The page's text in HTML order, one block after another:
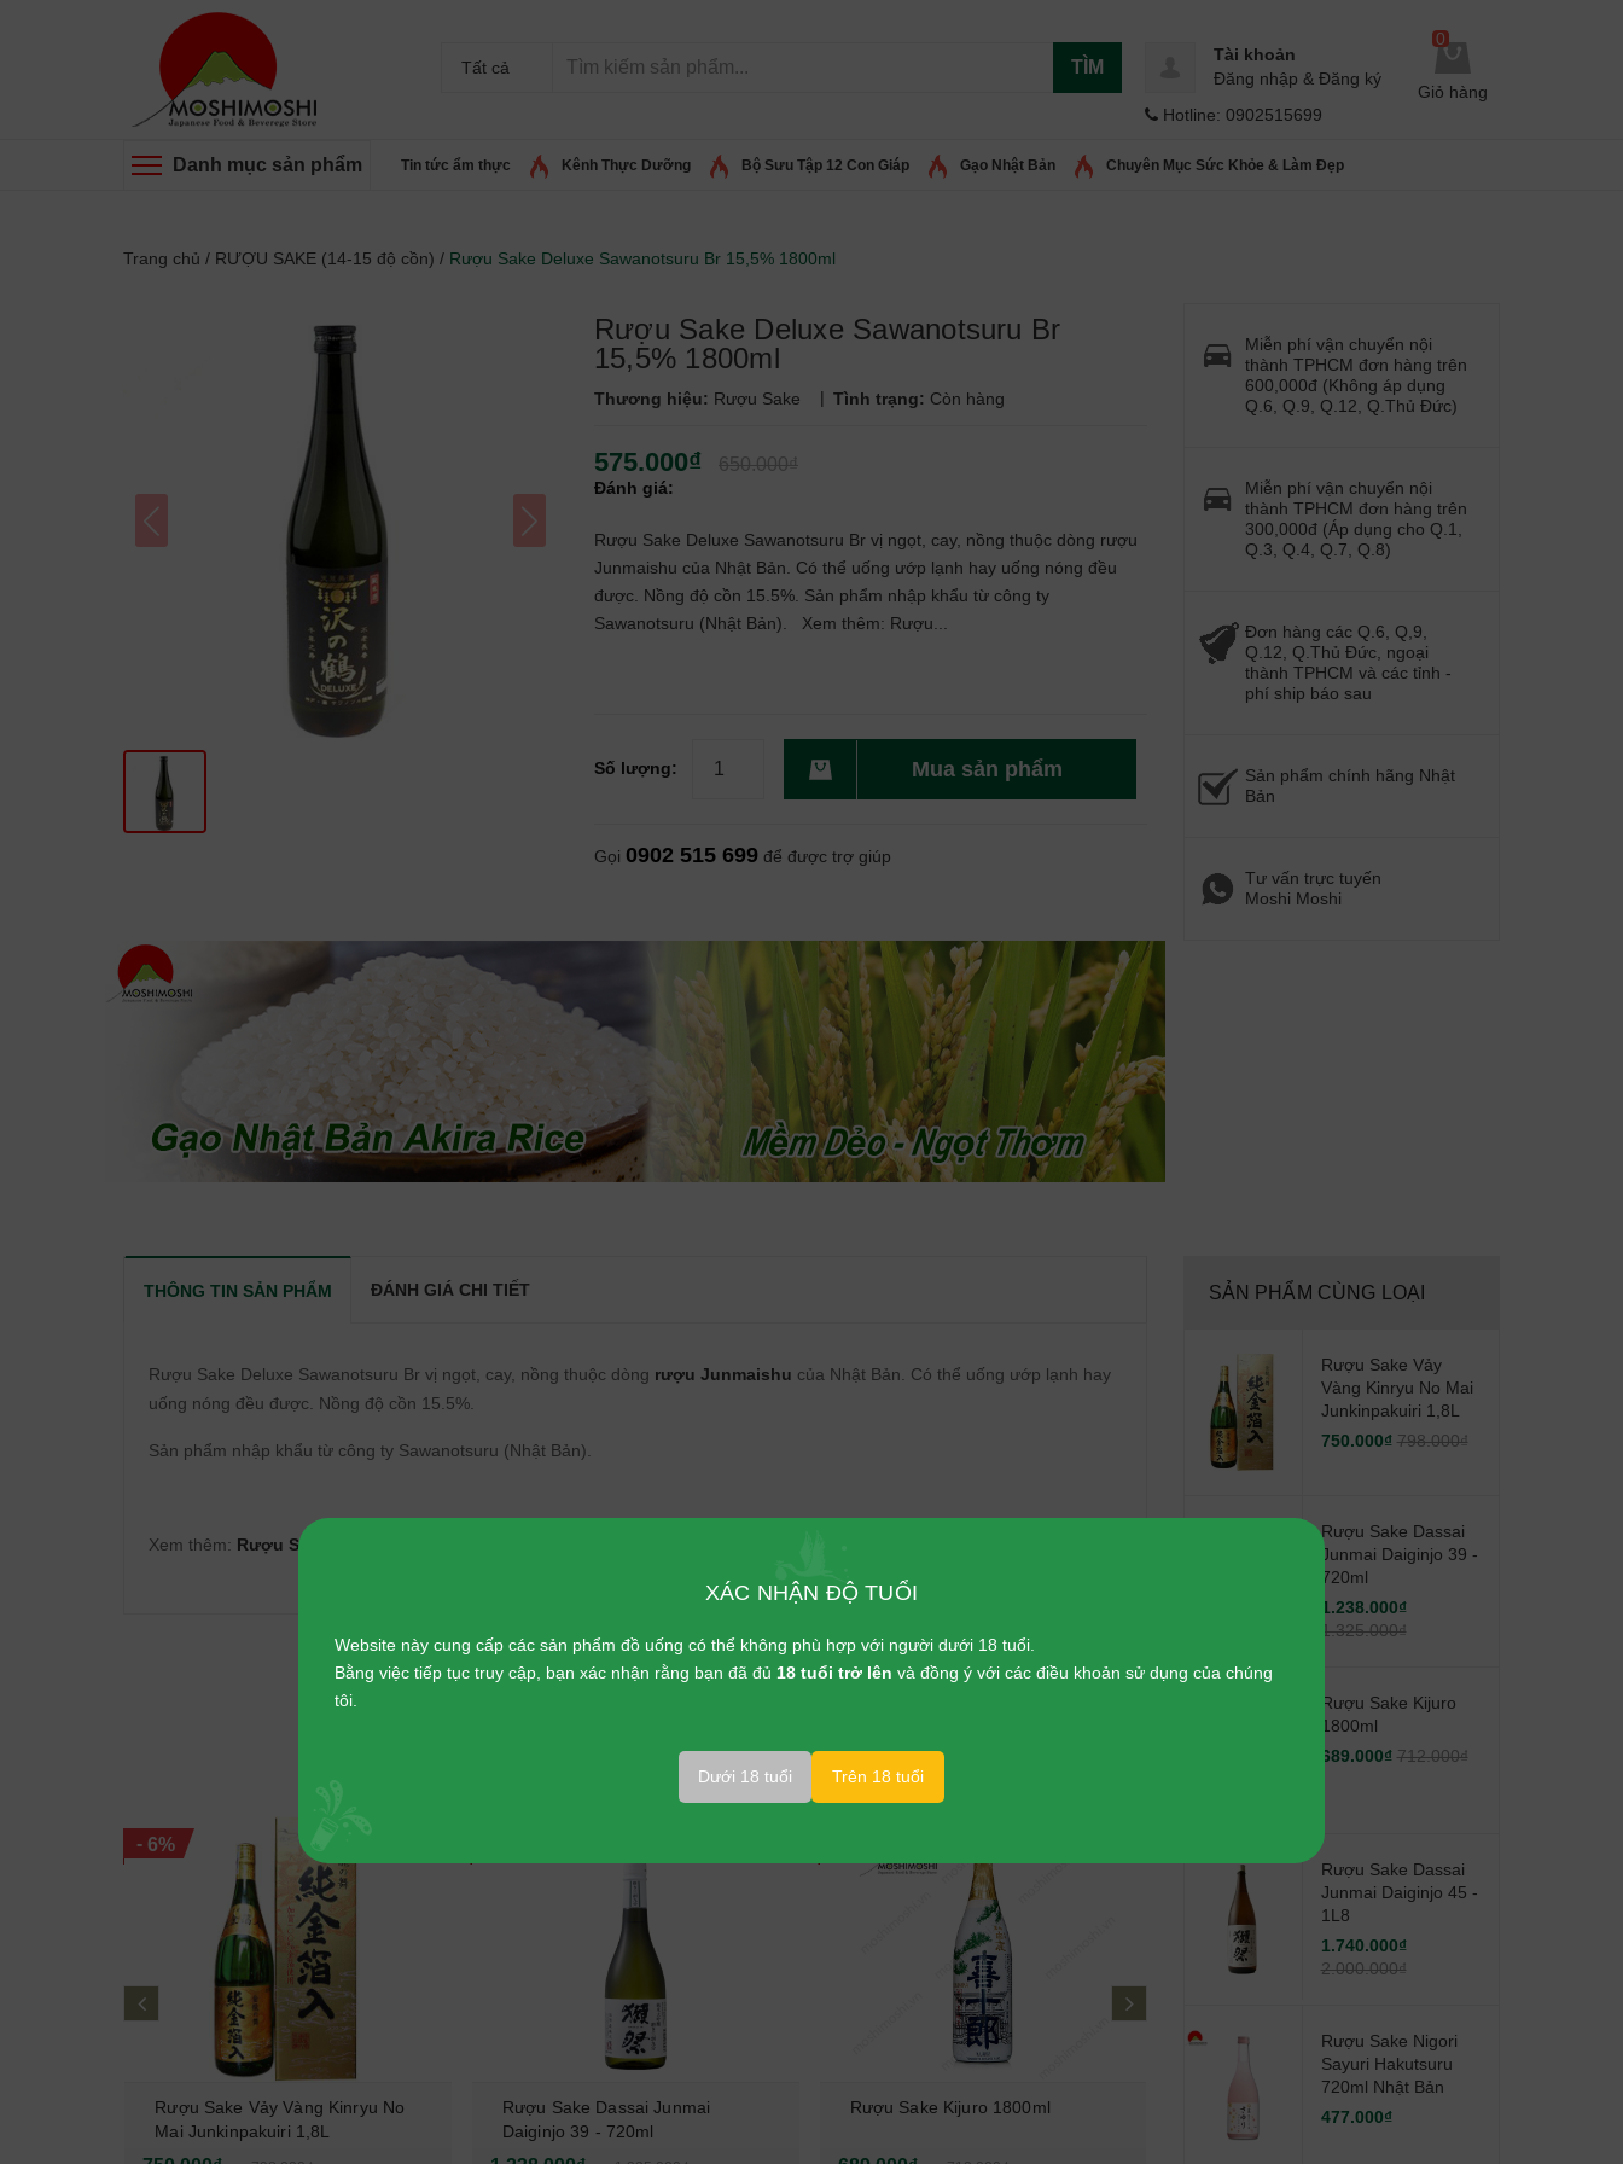
Tất cả TÌM
0
Giỏ hàng
Tài khoản
Đăng nhập & Đăng ký
Hotline: 0902515699
Danh mục sản phẩm Tin tức ẩm thực Kênh Thực Dưỡng Bộ Sưu Tập 12 Con Giáp Gạo Nhật Bản Chuyên Mục Sức Khỏe & Làm Đẹp
Trang chủ / RƯỢU SAKE (14-15 độ cồn) / Rượu Sake Deluxe Sawanotsuru Br 15,5% 1800ml
Rượu Sake Deluxe Sawanotsuru Br
15,5% 1800ml
Thương hiệu: Rượu Sake | Tình trạng: Còn hàng
575.000₫ 650.000₫
Đánh giá:
Rượu Sake Deluxe Sawanotsuru Br vị ngọt, cay, nồng thuộc dòng rượu
Junmaishu của Nhật Bản. Có thể uống ướp lạnh hay uống nóng đều
được. Nồng độ cồn 15.5%. Sản phẩm nhập khẩu từ công ty
Sawanotsuru (Nhật Bản). Xem thêm: Rượu...
Số lượng: Mua sản phẩm
Gọi 0902 515 699 để được trợ giúp
Miễn phí vận chuyển nội
thành TPHCM đơn hàng trên
600,000đ (Không áp dụng
Q.6, Q.9, Q.12, Q.Thủ Đức)
Miễn phí vận chuyển nội
thành TPHCM đơn hàng trên
300,000đ (Áp dụng cho Q.1,
Q.3, Q.4, Q.7, Q.8)
Đơn hàng các Q.6, Q,9,
Q.12, Q.Thủ Đức, ngoại
thành TPHCM và các tỉnh -
phí ship báo sau
Sản phẩm chính hãng Nhật
Bản
Tư vấn trực tuyến
Moshi Moshi
THÔNG TIN SẢN PHẨM ĐÁNH GIÁ CHI TIẾT
Rượu Sake Deluxe Sawanotsuru Br vị ngọt, cay, nồng thuộc dòng rượu Junmaishu của Nhật Bản. Có thể uống ướp lạnh hay
uống nóng đều được. Nồng độ cồn 15.5%.
Sản phẩm nhập khẩu từ công ty Sawanotsuru (Nhật Bản).
Xem thêm: Rượu Sake Deluxe Sawanotsuru Br 15,5% 720ml
SẢN PHẨM LIÊN QUAN
- 6%
Rượu Sake Vảy Vàng Kinryu No
Mai Junkinpakuiri 1,8L
Rượu Sake Dassai Junmai
Daiginjo 39 - 720ml
Rượu Sake Kijuro 1800ml
Rượu Sake Dassai Junmai
Daiginjo 45 - 1L8
SẢN PHẨM CÙNG LOẠI
Rượu Sake Vảy
Vàng Kinryu No Mai
Junkinpakuiri 1,8L
750.000₫ 798.000₫
Rượu Sake Dassai
Junmai Daiginjo 39 -
720ml
1.238.000₫
1.325.000₫
Rượu Sake Kijuro
1800ml
689.000₫ 712.000₫
Rượu Sake Dassai
Junmai Daiginjo 45 -
1L8
1.740.000₫
2.000.000₫
Rượu Sake Nigori
Sayuri Hakutsuru
720ml Nhật Bản
477.000₫
XÁC NHẬN ĐỘ TUỔI
Website này cung cấp các sản phẩm đồ uống có thể không phù hợp với người dưới 18 tuổi.
Bằng việc tiếp tục truy cập, bạn xác nhận rằng bạn đã đủ 18 tuổi trở lên và đồng ý với các điều khoản sử dụng của chúng
tôi.
Dưới 18 tuổi Trên 18 tuổi